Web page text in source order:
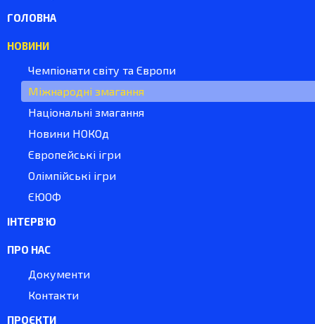
ГОЛОВНА
НОВИНИ
Чемпіонати світу та Європи
Міжнародні змагання
Національні змагання
Новини НОКОд
Європейські ігри
Олімпійські ігри
ЄЮОФ
ІНТЕРВ'Ю
ПРО НАС
Документи
Контакти
ПРОЄКТИ